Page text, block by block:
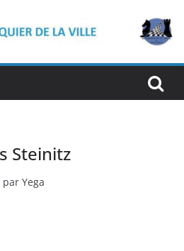
Steinitz
Yega